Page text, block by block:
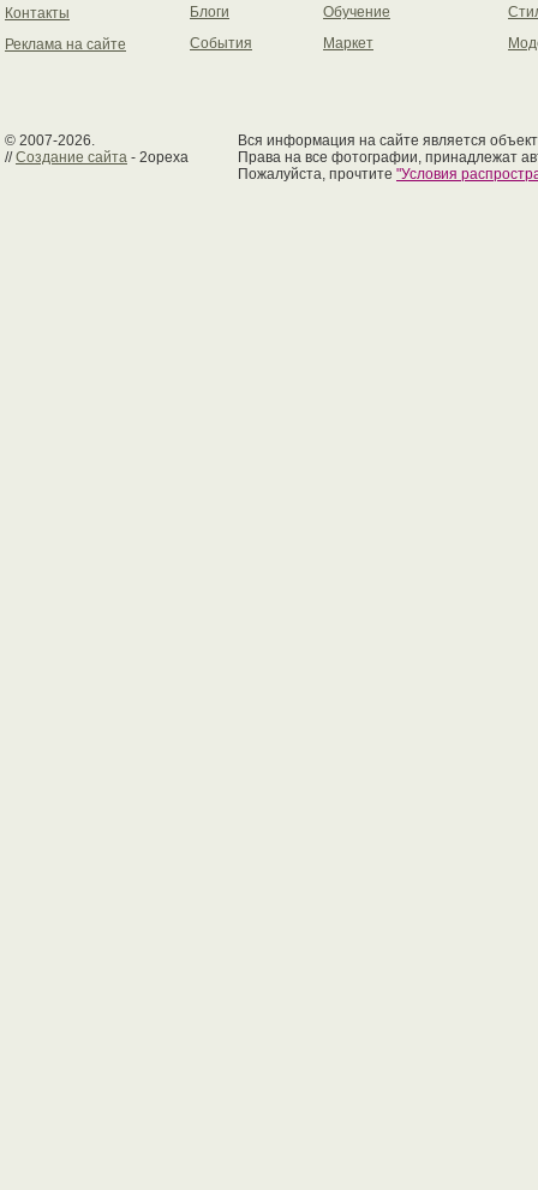
Контакты
Реклама на сайте
Блоги
События
Обучение
Маркет
© 2007-2026.
//Создание сайта - 2opexa
Вся информация на сайте является
Права на все фотографии, принадлежат
Пожалуйста, прочтите "Условия